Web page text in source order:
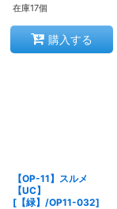
在庫17個
購入する
【OP-11】スルメ
【UC】
[ 【緑】/OP11-032]